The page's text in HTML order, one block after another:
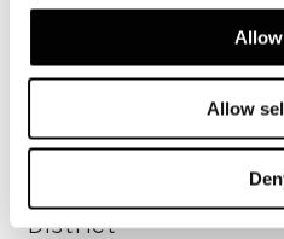
Allow
qualità del design
Minotti Shanghai by
No.151 Jianguo West
District